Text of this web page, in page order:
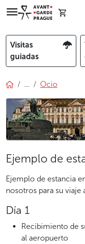
Visitas
guiadas
… Ocio
Ejemplo de
Ejemplo de estancia
nosotros para su viaje
Día 1
Recibimiento de
al aeropuerto